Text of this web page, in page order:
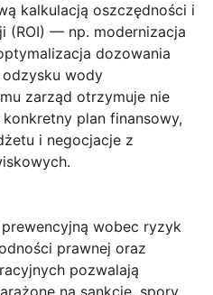
kalkulacją oszczędności i
(ROI) — np. modernizacja
dozowania
wody
zarząd otrzymuje nie
plan finansowy,
i negocjacje z
wobec ryzyk
prawnej oraz
pozwalają